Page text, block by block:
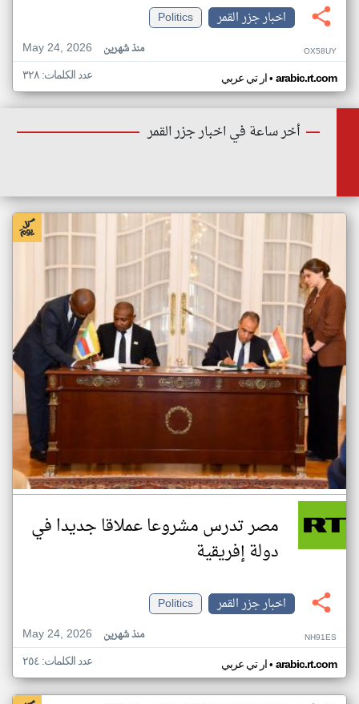
اخبار جزر القمر
Politics
May 24, 2026
منذ شهرين OX58UY
ار تي عربي• arabic.rt.com عدد الكلمات: ٣٢٨
أخر ساعة في اخبار جزر القمر
مصر تدرس مشروعا عملاقا جديدا في
دولة إفريقية
اخبار جزر القمر
Politics
May 24, 2026
منذ شهرين NH91ES
ار تي عربي• arabic.rt.com عدد الكلمات: ٢٥٤